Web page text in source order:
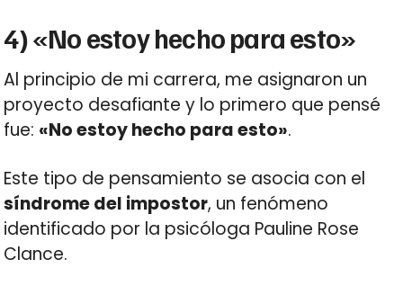
4) «No estoy hecho para esto»
Al principio de mi carrera, me asignaron un
proyecto desafiante y lo primero que pensé
fue: «No estoy hecho para esto».
Este tipo de pensamiento se asocia con el
síndrome del impostor, un fenómeno
identificado por la psicóloga Pauline Rose
Clance.